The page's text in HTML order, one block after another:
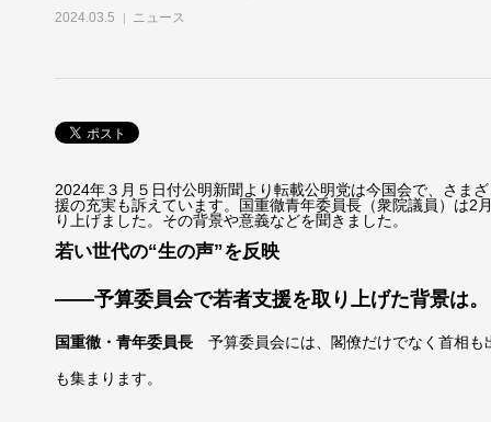
2024.03.5 ニュース
2024年３月５日付公明新聞より転載公明党は今国会で、さま
援の充実も訴えています。国重徹青年委員長（衆院議員）は2
り上げました。その背景や意義などを聞きました。
若い世代の“生の声”を反映
――予算委員会で若者支援を取り上げた背景は。
国重徹・青年委員長 予算委員会には、閣僚だけでなく首相も
も集まります。